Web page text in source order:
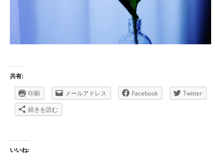
共有:
印刷 メールアドレス Facebook
Twitter
続きを読む
いいね: